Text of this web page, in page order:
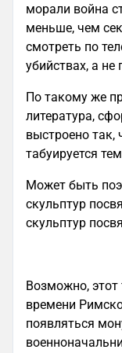
морали война
меньше, чем
смотреть по
убийствах, а не
По такому же
литература,
выстроено так,
табуируется
Может быть
скульптур
скульптур
Возможно, этот
времени
появляться